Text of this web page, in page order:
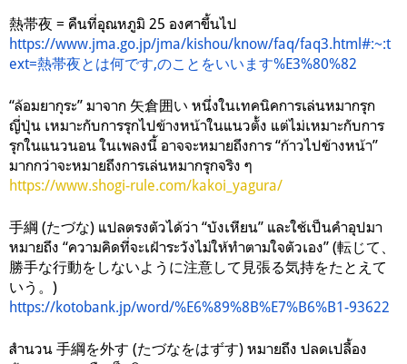
熱帯夜 = คืนที่อุณหภูมิ 25 องศาขึ้นไป
https://www.jma.go.jp/jma/kishou/know/faq/faq3.html#:~:t
ext=熱帯夜とは何です,のことをいいます%E3%80%82
“ล้อมยากุระ” มาจาก 矢倉囲い หนึ่งในเทคนิคการเล่นหมากรุก
ญี่ปุ่น เหมาะกับการรุกไปข้างหน้าในแนวตั้ง แต่ไม่เหมาะกับการ
รุกในแนวนอน ในเพลงนี้ อาจจะหมายถึงการ “ก้าวไปข้างหน้า”
มากกว่าจะหมายถึงการเล่นหมากรุกจริง ๆ
https://www.shogi-rule.com/kakoi_yagura/
手綱 (たづな) แปลตรงตัวได้ว่า “บังเหียน” และใช้เป็นคำอุปมา
หมายถึง “ความคิดที่จะเฝ้าระวังไม่ให้ทำตามใจตัวเอง” (転じて、
勝手な行動をしないように注意して見張る気持をたとえて
いう。)
https://kotobank.jp/word/%E6%89%8B%E7%B6%B1-93622
สำนวน 手綱を外す (たづなをはずす) หมายถึง ปลดเปลื้อง